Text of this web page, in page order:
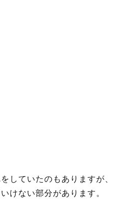
していたのもありますが、
けない部分があります。